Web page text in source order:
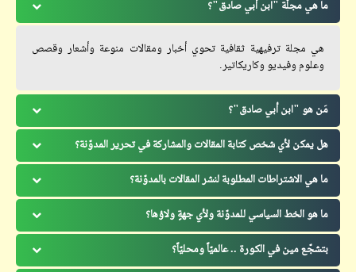
ما هي مجلّة "ابن أبي صادق"؟
هي مجلة ترفيهية ثقافية تحوي أخبار ومقالات منوعة وأشعار وقصص
وعلوم وفيديو وكاريكاتير.
مَن هو "ابن أبي صادق"؟
هل يمكن لأي شخص كتابة المقالات والمشاركة في تحرير المدوّنة؟
ما هي الاشتراطات المطلوبة لنشر المقالات بالمدوّنة؟
ما هو الخط السياسي للمدوّنة ولأي جهةٍ ولاؤها؟
بتشجّع مين في الكورة .. عالميّاً ومحليّاً؟